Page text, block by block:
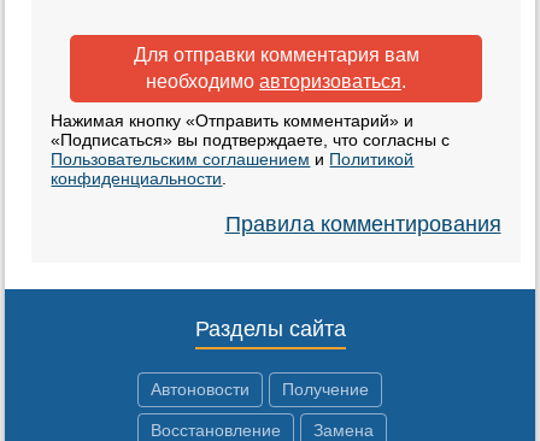
Для отправки комментария вам
необходимо авторизоваться.
Нажимая кнопку «Отправить комментарий» и
«Подписаться» вы подтверждаете, что согласны с
Пользовательским соглашением и Политикой
конфиденциальности
Правила комментирования
Разделы сайта
Автоновости Получение
Восстановление Замена